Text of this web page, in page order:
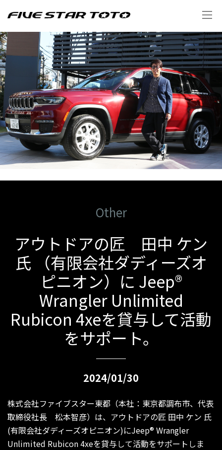
Other
アウトドアの匠 田中 ケン
氏 （有限会社ダディーズオ
ピニオン）に Jeep®
Wrangler Unlimited
Rubicon 4xeを貸与して活動
をサポート。
2024/01/30
株式会社ファイブスター東都（本社：東京都調布市、代表
取締役社長 松本智彦）は、アウトドアの匠 田中 ケン 氏
(有限会社ダディーズオピニオン)にJeep® Wrangler
Unlimited Rubicon 4xeを貸与して活動をサポートしま